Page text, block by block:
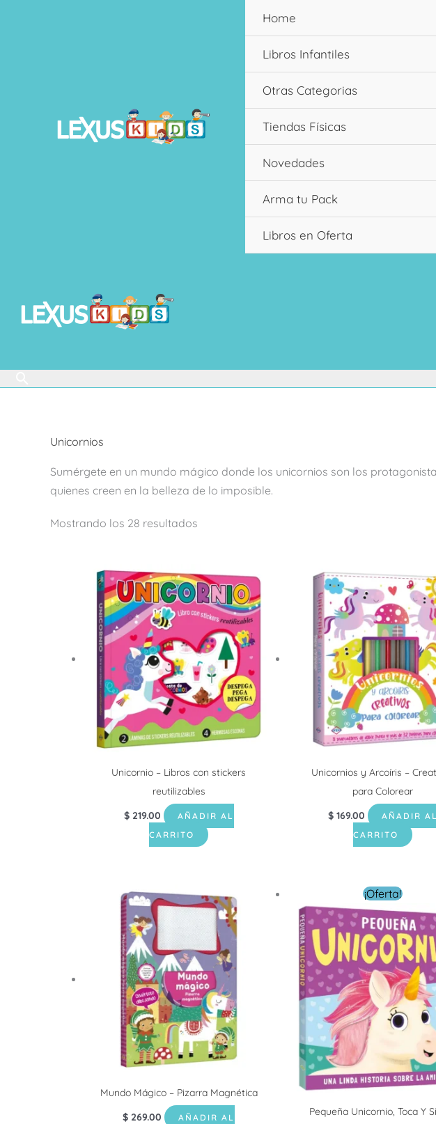
Home
Libros Infantiles
Otras Categorias
Tiendas Físicas
Novedades
Arma tu Pack
Libros en Oferta
Unicornios
Sumérgete en un mundo mágico donde los unicornios son los
quienes creen en la belleza de lo imposible.
Mostrando los 28 resultados
Unicornio – Libros con stickers
reutilizables
$219.00
AÑADIR AL
CARRITO
Unicornios y Arcoíris –
para Colorear
$169.00
AÑADIR AL
CARRITO
Mundo Mágico – Pizarra Magnética
$ 269.00
AÑADIR AL
¡Oferta!
Pequeña Unicornio, Toca Y
precio
original
era:
$ 99.00.
El
precio
actual
es:
$ 79.00.